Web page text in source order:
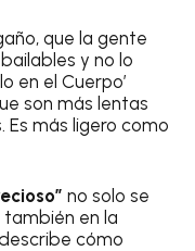
que la gente
y no lo
en el Cuerpo’
son más lentas
Es más ligero como
no solo se
también en la
cómo